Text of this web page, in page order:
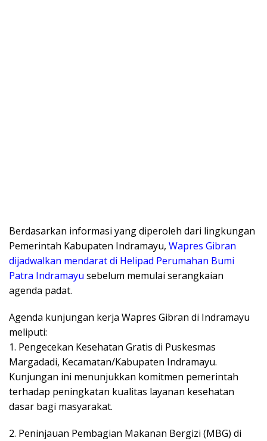
Berdasarkan informasi yang diperoleh dari lingkungan
Pemerintah Kabupaten Indramayu, Wapres Gibran
dijadwalkan mendarat di Helipad Perumahan Bumi
Patra Indramayu sebelum memulai serangkaian
agenda padat.
Agenda kunjungan kerja Wapres Gibran di Indramayu
meliputi:
1. Pengecekan Kesehatan Gratis di Puskesmas
Margadadi, Kecamatan/Kabupaten Indramayu.
Kunjungan ini menunjukkan komitmen pemerintah
terhadap peningkatan kualitas layanan kesehatan
dasar bagi masyarakat.
2. Peninjauan Pembagian Makanan Bergizi (MBG) di